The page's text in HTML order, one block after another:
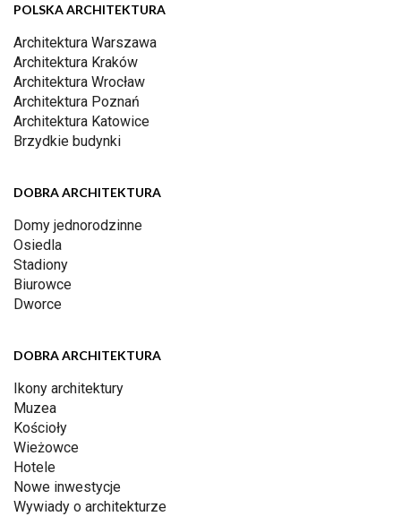
POLSKA ARCHITEKTURA
Architektura Warszawa
Architektura Kraków
Architektura Wrocław
Architektura Poznań
Architektura Katowice
Brzydkie budynki
DOBRA ARCHITEKTURA
Domy jednorodzinne
Osiedla
Stadiony
Biurowce
Dworce
DOBRA ARCHITEKTURA
Ikony architektury
Muzea
Kościoły
Wieżowce
Hotele
Nowe inwestycje
Wywiady o architekturze